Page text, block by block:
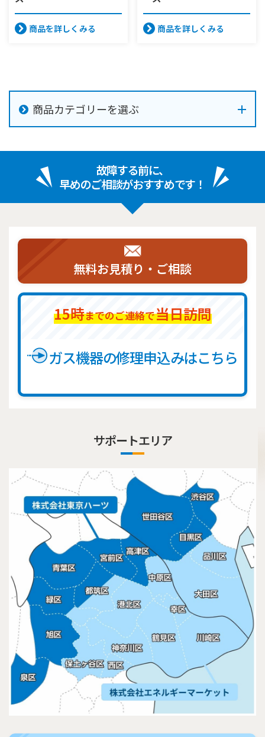
商品を詳しくみる 商品を詳しくみる
商品カテゴリーを選ぶ
故障する前に、
早めのご相談がおすすめです！
無料お見積り・ご相談
15時までのご連絡で当日訪問
ガス機器の修理申込みはこちら
サポートエリア